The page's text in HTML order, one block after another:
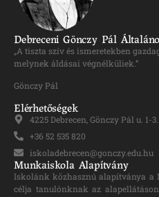
Debreceni Gönczy Pál
„A tiszta szív és ismeretekben
melynek áldásai végnélküliek.”
Gönczy Pál
Elérhetőségek
4225 Debrecen, Gönczy Pál u. 1-3.
+36 52 535 820
iskoladebrecen@gonczy.edu.hu
Munkaiskola Alapítvány
Iskolánk közhasznú alapítványa
célja tanulónknak az